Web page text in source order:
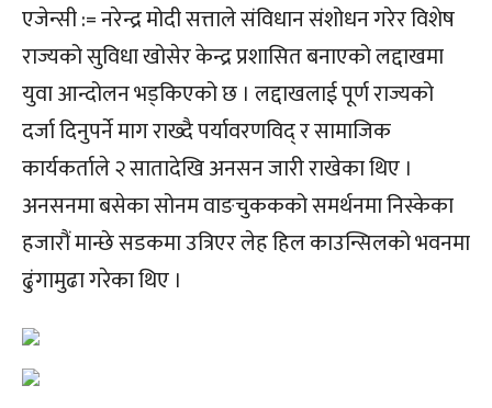
एजेन्सी := नरेन्द्र मोदी सत्ताले संविधान संशोधन गरेर विशेष
राज्यको सुविधा खोसेर केन्द्र प्रशासित बनाएको लद्दाखमा
युवा आन्दोलन भड्किएको छ । लद्दाखलाई पूर्ण राज्यको
दर्जा दिनुपर्ने माग राख्दै पर्यावरणविद् र सामाजिक
कार्यकर्ताले २ सातादेखि अनसन जारी राखेका थिए ।
अनसनमा बसेका सोनम वाङचुककको समर्थनमा निस्केका
हजारौं मान्छे सडकमा उत्रिएर लेह हिल काउन्सिलको भवनमा
ढुंगामुढा गरेका थिए ।